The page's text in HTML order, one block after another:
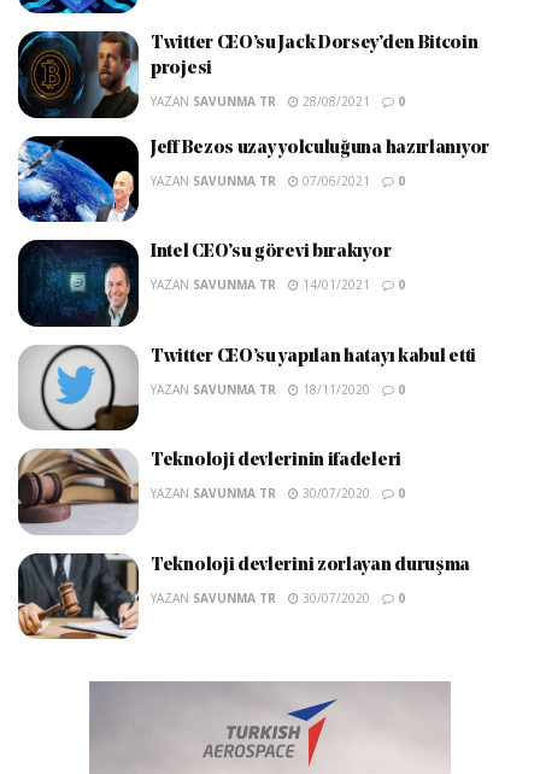
Twitter CEO’su Jack Dorsey’den Bitcoin
projesi
YAZAN SAVUNMA TR 28/08/2021 0
Jeff Bezos uzay yolculuğuna hazırlanıyor
YAZAN SAVUNMA TR 07/06/2021 0
Intel CEO’su görevi bırakıyor
YAZAN SAVUNMA TR 14/01/2021 0
Twitter CEO’su yapılan hatayı kabul etti
YAZAN SAVUNMA TR 18/11/2020 0
Teknoloji devlerinin ifadeleri
YAZAN SAVUNMA TR 30/07/2020 0
Teknoloji devlerini zorlayan duruşma
YAZAN SAVUNMA TR 30/07/2020 0